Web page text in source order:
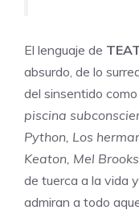
El lenguaje de
absurdo, de lo
del sinsentido
piscina
Python, Los
Keaton, Mel Brooks
de tuerca a la vida
admiran a todo